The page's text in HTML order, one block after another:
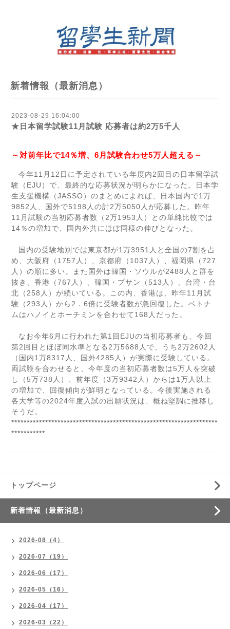
新着情報（最新消息）
2023-08-29 16:04:00
★日本留学試験11月試験 応募者は約2万5千人
～対前年比で14％増、 6 月試験合わせ5万人超える～
今年11 月 12 日に予定されている年度内2 回目の日本留学試
験（ EJU ）で、最終的な応募状況が明らかになった。日本学
生支援機構（JASSO）のまとめによれば、日本国内で1 万
9852 人、国外で5198 人の計2万5050 人が応募した。昨年
11 月試験の当初応募者数（ 2万1953 人）との単純比較では
14％の増加で、国内外共にほぼ同様の伸びとなった。
国内の受験地別では東京都が1 万3951 人と全国の7割を占
め、大阪府（ 1757 人）、京都府（ 1037 人）、福岡県（727
人）の順に多い。また国外は韓国・ソウルが2488 人と群を
抜き、香港（767 人）、韓国・プサン（ 513 人）、台湾・台
北（ 258 人）が続いている。この内、香港は、昨年11 月試
験（ 293 人）から 2 ． 6倍に受験者数が急回復した。ベトナ
ムはハノイとホーチミンを合わせて 168 人だった。
なお今年6 月に行われた第1 回 EJUの当初応募者も、今回
第2 回目とほぼ同水準となる 2万5688 人で、うち 2万2602 人
（国内1 万8317 人、国外4285 人）が実際に受験している。
両試験を合わせると、今年度の当初応募者数は5万人を突破
し（ 5万738 人）、前年度（3万9342 人）からは1 万人以上
の増加で、回復傾向が鮮明となっている。今後実施される
各大学等の2024年度入試の出願状況は、概ね堅調に推移し
そうだ。
*******************************************************************
***********
トップページ
新着情報（最新消息）
2026-08（4）
2026-07（19）
2026-06（17）
2026-05（16）
2026-04（17）
2026-03（22）